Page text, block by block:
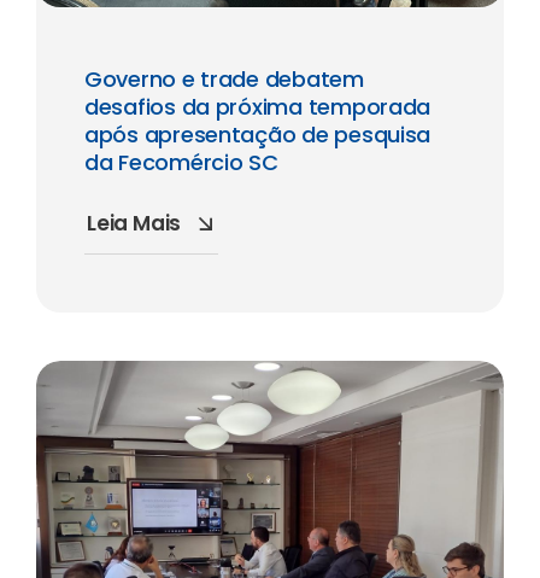
Governo e trade debatem
desafios da próxima temporada
após apresentação de pesquisa
da Fecomércio SC
Leia Mais